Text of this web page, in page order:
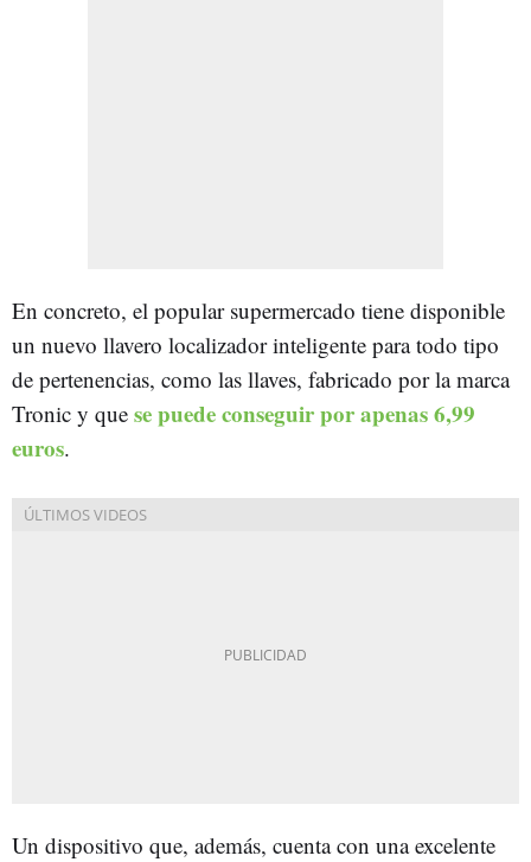
En concreto, el popular supermercado tiene disponible
un nuevo llavero localizador inteligente para todo tipo
de pertenencias, como las llaves, fabricado por la marca
Tronic y que se puede conseguir por apenas 6,99
euros.
Un dispositivo que, además, cuenta con una excelente